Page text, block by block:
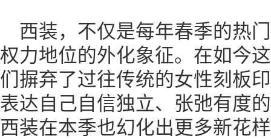
西装，不仅是每年春季的热
权力地位的外化象征。在如今
们摒弃了过往传统的女性刻板
表达自己自信独立、张弛有度
西装在本季也幻化出更多新花